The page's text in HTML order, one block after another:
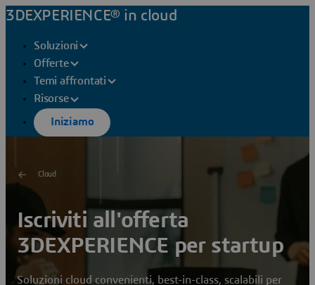
3DEXPERIENCE® in cloud
Soluzioni
Offerte
Temi affrontati
Risorse
Iniziamo
Cloud
Iscriviti all'offerta
3DEXPERIENCE per startup
Soluzioni cloud convenienti, best-in-class, scalabili per